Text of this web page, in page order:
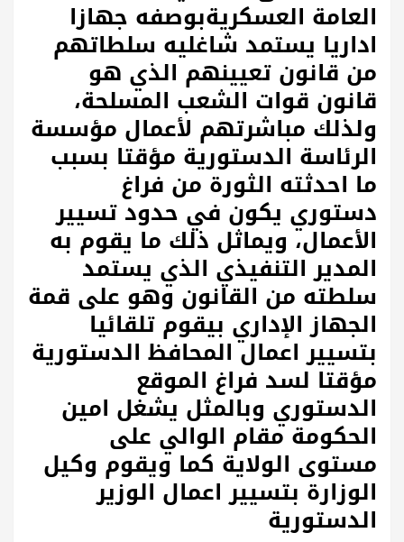
العامة العسكريةبوصفه جهازا
اداريا يستمد شاغليه سلطاتهم
من قانون تعيينهم الذي هو
قانون قوات الشعب المسلحة،
ولذلك مباشرتهم لأعمال مؤسسة
الرئاسة الدستورية مؤقتا بسبب
ما احدثته الثورة من فراغ
دستوري يكون في حدود تسيير
الأعمال، ويماثل ذلك ما يقوم به
المدير التنفيذي الذي يستمد
سلطته من القانون وهو على قمة
الجهاز الإداري بيقوم تلقائيا
بتسيير اعمال المحافظ الدستورية
مؤقتا لسد فراغ الموقع
الدستوري وبالمثل يشغل امين
الحكومة مقام الوالي على
مستوى الولاية كما ويقوم وكيل
الوزارة بتسيير اعمال الوزير
الدستورية